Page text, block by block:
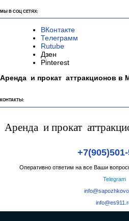
МЫ В СОЦ СЕТЯХ:
ВКонтакте
Телеграмм
Rutube
Дзен
Pinterest
Аренда и прокат аттракционов в
КОНТАКТЫ:
Аренда и прокат
Оперативно ответим на все Ваши
Telegram